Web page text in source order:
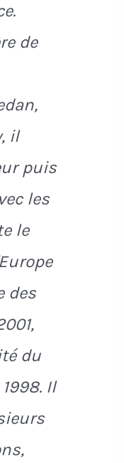
de
il
puis
les
le
des
du
Il